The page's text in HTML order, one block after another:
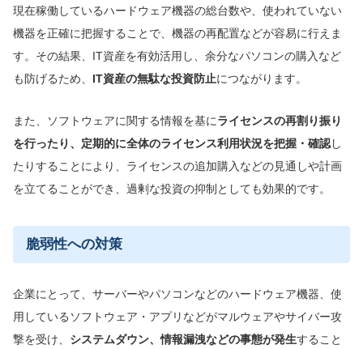
現在稼働しているハードウェア機器の総台数や、使われていない
機器を正確に把握することで、機器の再配置などが容易に行えま
す。その結果、IT資産を有効活用し、余分なパソコンの購入など
も防げるため、 IT資産の無駄な投資防止につながります。
また、ソフトウェアに関する情報を基にライセンスの再割り振り
を行ったり、定期的に全体のライセンス利用状況を把握・確認し
たりすることにより、ライセンスの追加購入などの見通しや計画
を立てることができ、過剰な投資の抑制としても効果的です。
脆弱性への対策
企業にとって、サーバーやパソコンなどのハードウェア機器、使
用しているソフトウェア・アプリなどがマルウェアやサイバー攻
撃を受け、 システムダウン、情報漏洩などの事態が発生すること